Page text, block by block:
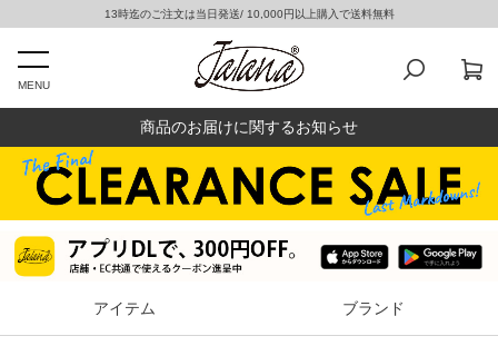
13時迄のご注文は当日発送/ 10,000円以上購入で送料無料
MENU
商品のお届けに関するお知らせ
アイテム ブランド